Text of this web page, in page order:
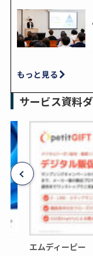
もっと見る
サービス資料
エムディーピー